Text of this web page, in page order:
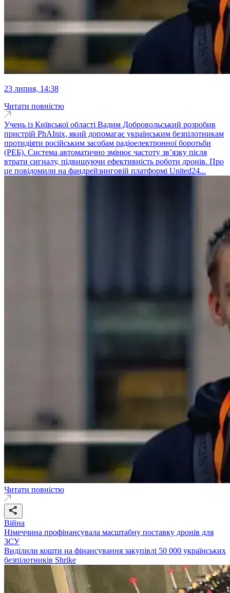
23 липня, 14:38
Читати повністю
Учень із Київської області Вадим Добровольський розробив
пристрій PhAInix, який допомагає українським безпілотникам
протидіяти російським засобам радіоелектронної боротьби
(РЕБ). Система автоматично змінює частоту зв’язку після
втрати сигналу, підвищуючи ефективність роботи дронів. Про
це повідомили на фандрейзинговій платформі United24...
Читати повністю
Війна
Німеччина профінансувала масштабну поставку дронів для
ЗСУ
Виділили кошти на фінансування закупівлі 50 000 українських
безпілотників Shrike